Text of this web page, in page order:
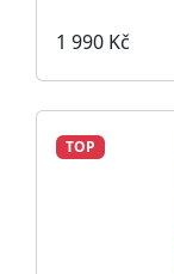
1 990 Kč
TOP